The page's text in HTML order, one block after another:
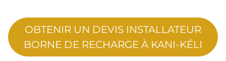
OBTENIR UN DEVIS INSTALLATEUR
BORNE DE RECHARGE À KANI-KÉLI